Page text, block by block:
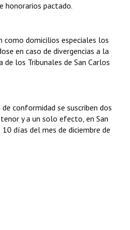
honorarios pactado.
domicilios especiales los
en caso de divergencias a la
de los Tribunales de San Carlos
conformidad se suscriben dos
y a un solo efecto, en San
días del mes de diciembre de